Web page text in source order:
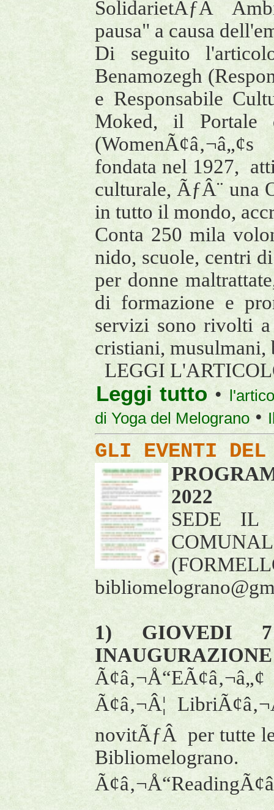
SolidarietÃƒÂ
pausa" a causa
Di seguito
Benamozegh
e Responsabile
Moked, il Portale
fondata nel 1927,
culturale, ÃƒÂ¨ una
in tutto il mondo,
Conta 250 mila
nido, scuole, centri
per donne
di formazione e
servizi sono rivolti
cristiani, musulmani,
LEGGI
Leggi tutto •
di Yoga del Melograno •
GLI EVENTI DEL
2022
SEDE IL
1) GIOVEDI
Ã¢â‚¬Â¦
novitÃƒÂ per tutte
Bibliomelograno.